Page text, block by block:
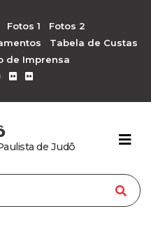
Fotos 1
Fotos 2
Tabela de Custas
de Imprensa
de Judô